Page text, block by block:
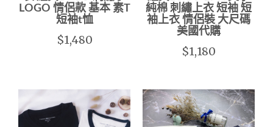
LOGO 情侶款 基本 素T
短袖t恤
$1,480
純棉 刺繡上衣 短袖 短
袖上衣 情侶裝 大尺碼
美國代購
$1,180